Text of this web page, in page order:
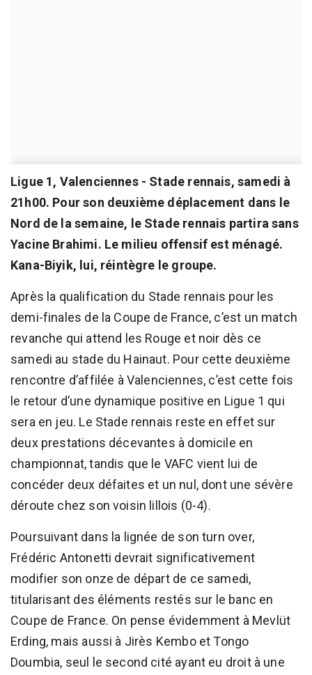
Ligue 1, Valenciennes - Stade rennais, samedi à
21h00. Pour son deuxième déplacement dans le
Nord de la semaine, le Stade rennais partira sans
Yacine Brahimi. Le milieu offensif est ménagé.
Kana-Biyik, lui, réintègre le groupe.
Après la qualification du Stade rennais pour les
demi-finales de la Coupe de France, c’est un match
revanche qui attend les Rouge et noir dès ce
samedi au stade du Hainaut. Pour cette deuxième
rencontre d’affilée à Valenciennes, c’est cette fois
le retour d’une dynamique positive en Ligue 1 qui
sera en jeu. Le Stade rennais reste en effet sur
deux prestations décevantes à domicile en
championnat, tandis que le VAFC vient lui de
concéder deux défaites et un nul, dont une sévère
déroute chez son voisin lillois (0-4).
Poursuivant dans la lignée de son turn over,
Frédéric Antonetti devrait significativement
modifier son onze de départ de ce samedi,
titularisant des éléments restés sur le banc en
Coupe de France. On pense évidemment à Mevlüt
Erding, mais aussi à Jirès Kembo et Tongo
Doumbia, seul le second cité ayant eu droit à une